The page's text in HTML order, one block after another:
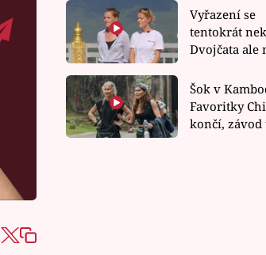
rychlé recepty
Vyřazení se
tentokrát
Dvojčata ale
závodu nůž
Šok v
Favoritky
končí, závod